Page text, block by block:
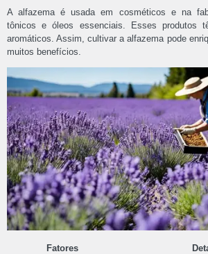
A alfazema é usada em cosméticos e na
tônicos e óleos essenciais. Esses produtos
aromáticos. Assim, cultivar a alfazema pode
muitos benefícios.
Fatores